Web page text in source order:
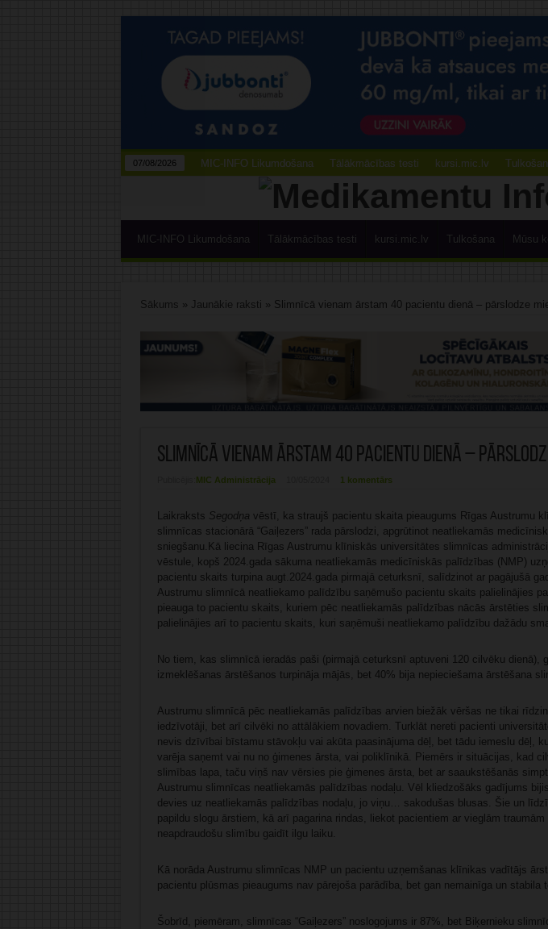
07/08/2026 MIC-INFO Likumdošana Tālākmācības testi kursi.mic.lv
MIC-INFO Likumdošana Tālākmācības testi kursi.mic.lv Tulkošana Mūsu
Sākums » Jaunākie raksti » Slimnīcā vienam ārstam 40 pacientu dienā – pārslodze
Slimnīcā vienam ārstam 40 pacientu dienā –
MIC Administrācija 1 komentārs
Laikraksts Segodņa vēstī, ka straujš pacientu skaita pieaugums Rīgas Austrumu
slimnīcas stacionārā “Gaiļezers” rada pārslodzi, apgrūtinot neatliekamās
sniegšanu.Kā liecina Rīgas Austrumu klīniskās universitātes slimnīcas
vēstule, kopš 2024.gada sākuma neatliekamās medicīniskās palīdzības (NMP)
pacientu skaits turpina augt.2024.gada pirmajā ceturksnī, salīdzinot ar pagājušā
Austrumu slimnīcā neatliekamo palīdzību saņēmušo pacientu skaits palielinājies
pieauga to pacientu skaits, kuriem pēc neatliekamās palīdzības nācās ārstēties
palielinājies arī to pacientu skaits, kuri saņēmuši neatliekamo palīdzību dažādu
No tiem, kas slimnīcā ieradās paši (pirmajā ceturksnī aptuveni 120 cilvēku dienā),
izmeklēšanas ārstēšanos turpināja mājās, bet 40% bija nepieciešama ārstēšana
Austrumu slimnīcā pēc neatliekamās palīdzības arvien biežāk vēršas ne tikai
iedzīvotāji, bet arī cilvēki no attālākiem novadiem. Turklāt nereti pacienti
nevis dzīvībai bīstamu stāvokļu vai akūta paasinājuma dēļ, bet tādu iemeslu dēļ,
varēja saņemt vai nu no ģimenes ārsta, vai poliklīnikā. Piemērs ir situācijas, kad
slimības lapa, taču viņš nav vērsies pie ģimenes ārsta, bet ar saaukstēšanās
Austrumu slimnīcas neatliekamās palīdzības nodaļu. Vēl kliedzošāks gadījums
devies uz neatliekamās palīdzības nodaļu, jo viņu… sakodušas blusas. Šie un
papildu slogu ārstiem, kā arī pagarina rindas, liekot pacientiem ar vieglām
neapdraudošu slimību gaidīt ilgu laiku.
Kā norāda Austrumu slimnīcas NMP un pacientu uzņemšanas klīnikas vadītājs
pacientu plūsmas pieaugums nav pārejoša parādība, bet gan nemainīga un stabila
Šobrīd, piemēram, slimnīcas “Gaiļezers” noslogojums ir 87%, bet Biķernieku